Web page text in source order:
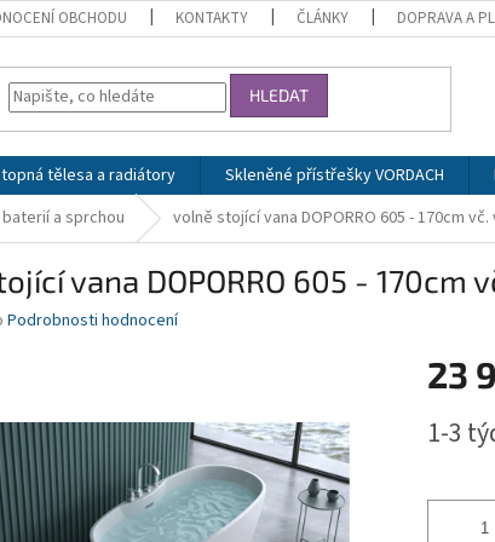
OBCHODU KONTAKTY ČLÁNKY DOPRAVA A
HLEDAT
tělesa a radiátory Skleněné přístřešky VORDACH
a sprchou volně stojící vana DOPORRO 605 - 170cm
vana DOPORRO 605 - 170cm
Podrobnosti hodnocení
23
cena:
1-3